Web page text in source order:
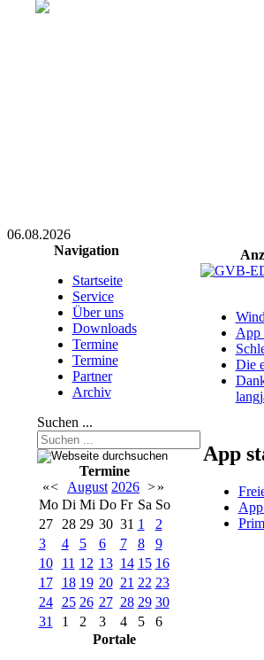
06.08.2026
Navigation
Startseite
Service
Über uns
Downloads
Termine
Termine
Partner
Archiv
Suchen ...
Termine
«< August 2026 >»
Mo Di Mi Do Fr Sa So
27
28 29 30 31 1
2
3
4 5 6 7 8
9
10
11 12 13 14 15 16
17
18 19 20 21 22 23
24
25 26 27 28 29 30
31
1 2 3 4 5
6
Portale
App
Die
App